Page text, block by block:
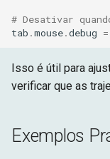
# Desativar
tab .mouse.debug =
Isso é útil para
verificar que as
Exemplos